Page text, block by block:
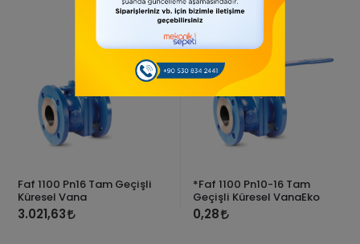
Faf 1100 Pn16 Tam Geçişli
Küresel Vana
3.021,63
*Faf 1100 Pn10-16 Tam
Geçişli Küresel VanaEko
0,28